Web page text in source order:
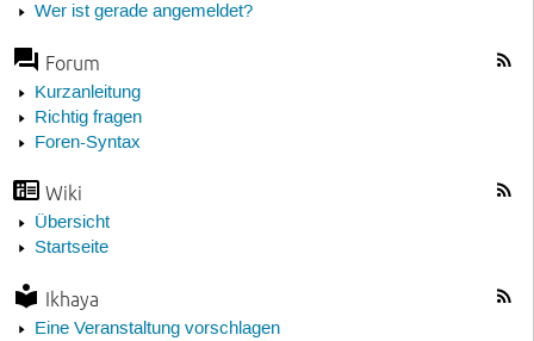
Wer ist gerade angemeldet?
Forum
Kurzanleitung
Richtig fragen
Foren-Syntax
Wiki
Übersicht
Startseite
Ikhaya
Eine Veranstaltung vorschlagen